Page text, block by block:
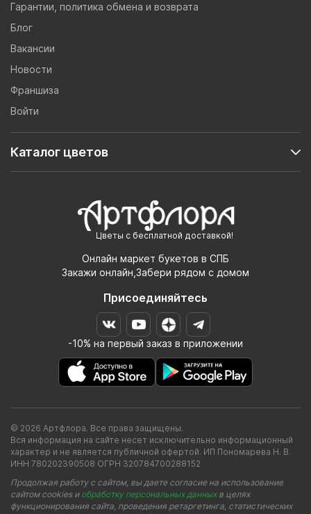
Цветы с бесплатной доставкой!
Онлайн маркет букетов в СПБ
Закажи онлайн,Забери рядом с домом
Присоединяйтесь
-10% на первый заказ в приложении
Гарантии, политика обмена и возврата
Блог
Вакансии
Новости
Франшиза
Войти
Каталог цветов
© 2026 Артфлора. Все права защищены.
Вся информация на сайте несет исключительно информационный
характер и не является публичной офертой. ИП Пономарева Н. В.
ИНН 780202390508 ОГРН 320784700288152
Продолжая работу с сайтом, вы даете согласие на использование
сайтом cookies и обработку персональных данныхв целях
функционирования сайта, проведения ретаргетинга, статистических